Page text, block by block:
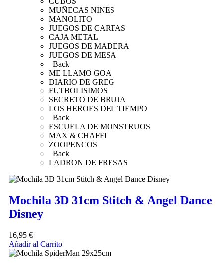
MUÑECAS NINES
MANOLITO
JUEGOS DE CARTAS
CAJA METAL
JUEGOS DE MADERA
JUEGOS DE MESA
Back
ME LLAMO GOA
DIARIO DE GREG
FUTBOLISIMOS
SECRETO DE BRUJA
LOS HEROES DEL TIEMPO
Back
ESCUELA DE MONSTRUOS
MAX & CHAFFI
ZOOPENCOS
Back
LADRON DE FRESAS
Mochila 3D 31cm Stitch & Angel Dance
Disney
16,95 €
Añadir al Carrito